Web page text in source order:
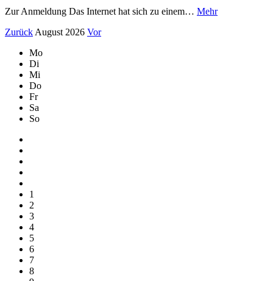
Zur Anmeldung Das Internet hat sich zu einem… Mehr
Zurück August 2026 Vor
Mo
Di
Mi
Do
Fr
Sa
So
1
2
3
4
5
6
7
8